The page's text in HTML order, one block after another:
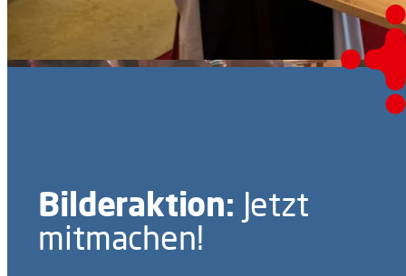
Bilderaktion: Jetzt
mitmachen!